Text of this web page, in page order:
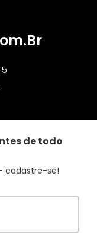
de todo
cadastre-se!